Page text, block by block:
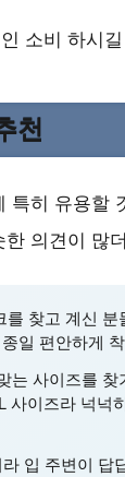
소비 하시
천
특히 유용할
의견이 많
를 찾고 계신 분
일 편안하게
는 사이즈를 찾
사이즈라 넉넉
라 입 주변이 답